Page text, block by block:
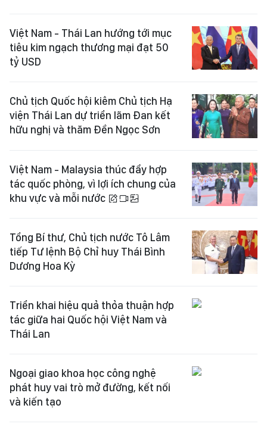
Việt Nam - Thái Lan hướng tới mục
tiêu kim ngạch thương mại đạt 50
tỷ USD
Chủ tịch Quốc hội kiêm Chủ tịch Hạ
viện Thái Lan dự triển lãm Đan kết
hữu nghị và thăm Đền Ngọc Sơn
Việt Nam - Malaysia thúc đẩy hợp
tác quốc phòng, vì lợi ích chung của
khu vực và mỗi nước
Tổng Bí thư, Chủ tịch nước Tô Lâm
tiếp Tư lệnh Bộ Chỉ huy Thái Bình
Dương Hoa Kỳ
Triển khai hiệu quả thỏa thuận hợp
tác giữa hai Quốc hội Việt Nam và
Thái Lan
Ngoại giao khoa học công nghệ
phát huy vai trò mở đường, kết nối
và kiến tạo